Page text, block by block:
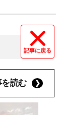
記事に戻る
を読む